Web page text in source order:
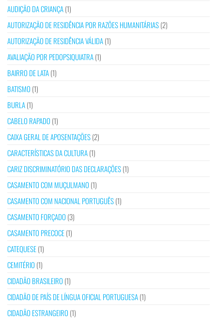
AUDIÇÃO DA CRIANÇA(1)
AUTORIZAÇÃO DE RESIDÊNCIA POR RAZÕES HUMANITÁRIAS(2)
AUTORIZAÇÃO DE RESIDÊNCIA VÁLIDA(1)
AVALIAÇÃO POR PEDOPSIQUIATRA(1)
BAIRRO DE LATA(1)
BATISMO (1)
BURLA(1)
CABELO RAPADO (1)
CAIXA GERAL DE APOSENTAÇÕES(2)
CARACTERÍSTICAS DA CULTURA(1)
CARIZ DISCRIMINATÓRIO DAS DECLARAÇÕES(1)
CASAMENTO COM MUÇULMANO (1)
CASAMENTO COM NACIONAL PORTUGUÊS(1)
CASAMENTO FORÇADO (3)
CASAMENTO PRECOCE(1)
CATEQUESE(1)
CEMITÉRIO (1)
CIDADÃO BRASILEIRO (1)
CIDADÃO DE PAÍS DE LÍNGUA OFICIAL PORTUGUESA(1)
CIDADÃO ESTRANGEIRO (1)